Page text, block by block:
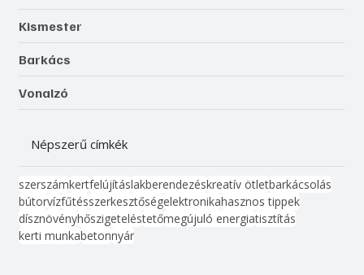
Kismester
Barkács
Vonalzó
Népszerű címkék
szerszámkertfelújításlakberendezéskreatív ötletbarkácsolás
bútorvízfűtésszerkesztőségelektronikahasznos tippek
dísznövényhőszigeteléstetőmegújuló energiatisztítás
kerti munkabetonnyár